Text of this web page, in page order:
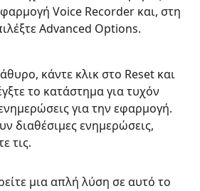
Voice Recorder και, στη
Advanced Options.
κάντε κλικ στο Reset και
το κατάστημα για τυχόν
για την εφαρμογή.
διαθέσιμες ενημερώσεις,
τις.
μια απλή λύση σε αυτό το